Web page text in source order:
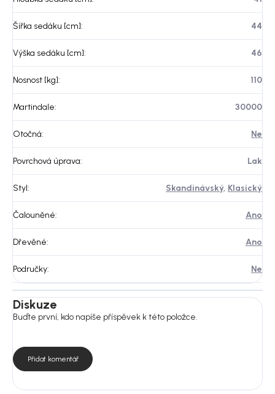
Šířka sedáku [cm]: 44
Výška sedáku [cm]: 46
Nosnost [kg]: 110
Martindale: 30000
Otočná: Ne
Povrchová úprava: Lak
Styl: Skandinávský, Klasický
Čalouněné: Ano
Dřevěné: Ano
Područky: Ne
Diskuze
Buďte první, kdo napíše příspěvek k této položce.
Přidat komentář